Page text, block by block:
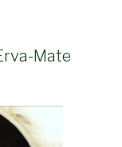
Mate